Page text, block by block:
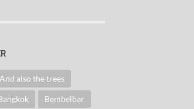
And also the trees
Bembelbar